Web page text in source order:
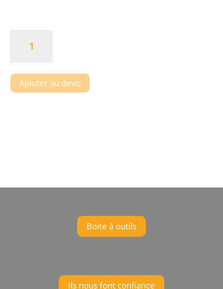
Ajouter au devis
Boite à outils
Ils nous font confiance